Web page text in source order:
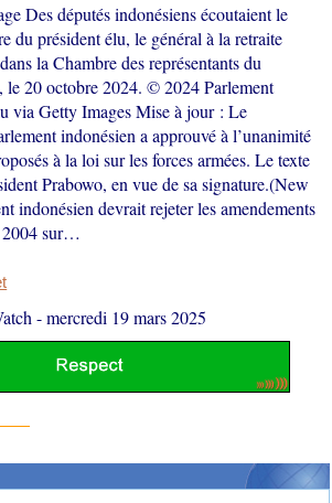
Des députés indonésiens écoutaient le
du président élu, le général à la retraite
la Chambre des représentants du
le 20 octobre 2024. © 2024 Parlement
via Getty Images Mise à jour : Le
indonésien a approuvé à l’unanimité
à la loi sur les forces armées. Le texte
Prabowo, en vue de sa signature.(New
indonésien devrait rejeter les amendements
2004 sur…
-mercredi 19 mars 2025